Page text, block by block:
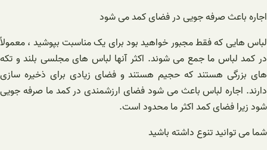
اجاره باعث صرفه جویی در فضای کمد می شود
لباس هایی که فقط مجبور خواهید بود برای یک مناسبت بپوشید ، معمولاً
در کمد لباس ما جمع می شوند. اکثر آنها لباس های مجلسی بلند و تکه
های بزرگی هستند که حجیم هستند و فضای زیادی برای ذخیره سازی
دارند. اجاره لباس باعث می شود فضای ارزشمندی در کمد ما صرفه جویی
شود زیرا فضای کمد اکثر ما محدود است.
شما می توانید تنوع داشته باشید